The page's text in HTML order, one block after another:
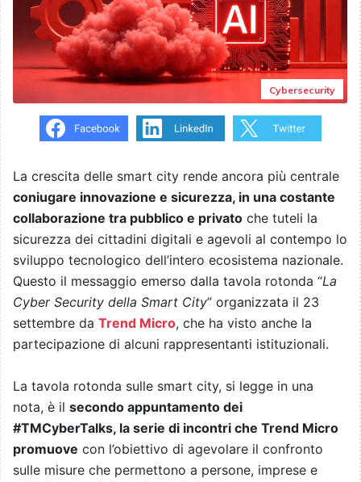
Cybersecurity
La crescita delle smart city rende ancora più centrale
coniugare innovazione e sicurezza, in una costante
collaborazione tra pubblico e privato che tuteli la
sicurezza dei cittadini digitali e agevoli al contempo lo
sviluppo tecnologico dell’intero ecosistema nazionale.
Questo il messaggio emerso dalla tavola rotonda “La
Cyber Security della Smart City” organizzata il 23
settembre da Trend Micro, che ha visto anche la
partecipazione di alcuni rappresentanti istituzionali.
La tavola rotonda sulle smart city, si legge in una
nota, è il secondo appuntamento dei
#TMCyberTalks, la serie di incontri che Trend Micro
promuove con l’obiettivo di agevolare il confronto
sulle misure che permettono a persone, imprese e